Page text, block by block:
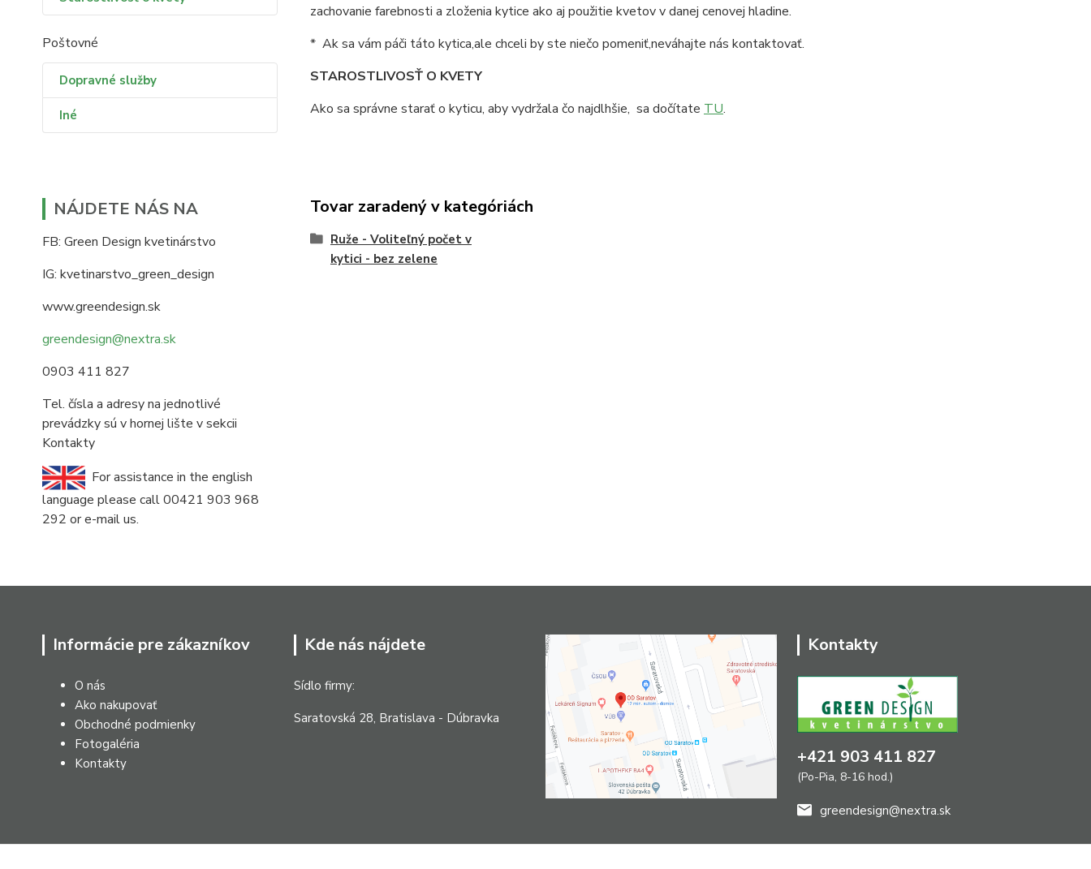
Poštovné
Dopravné služby
Iné
NÁJDETE NÁS NA
FB: Green Design kvetinárstvo
IG: kvetinarstvo_green_design
www.greendesign.sk
greendesign@nextra.sk
0903 411 827
Tel. čísla a adresy na jednotlivé
prevádzky sú v hornej lište v sekcii
Kontakty
For assistance in the english
language please call 00421 903 968
292 or e-mail us.
zachovanie farebnosti a zloženia kytice ako aj použitie kvetov v danej cenovej hladine.
* Ak sa vám páči táto kytica,ale chceli by ste niečo pomeniť,neváhajte nás kontaktovať.
STAROSTLIVOSŤ O KVETY
Ako sa správne starať o kyticu, aby vydržala čo najdlhšie, sa dočítate TU.
Tovar zaradený v kategóriách
Ruže - Voliteľný počet v
kytici - bez zelene
Informácie pre zákazníkov
O nás
Ako nakupovať
Obchodné podmienky
Fotogaléria
Kontakty
Kde nás nájdete
Sídlo firmy:
Saratovská 28, Bratislava - Dúbravka
Kontakty
+421 903 411 827
(Po-Pia, 8-16 hod.)
greendesign@nextra.sk